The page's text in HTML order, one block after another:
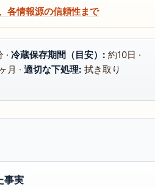
各情報源の信頼性まで
· 冷蔵保存期間（目安）: 約10日 ·
月 · 適切な下処理: 拭き取り
事実